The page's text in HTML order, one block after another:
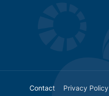
Contact Privacy Policy